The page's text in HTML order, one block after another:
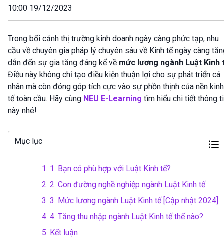
10:00 19/12/2023
Trong bối cảnh thị trường kinh doanh ngày càng phức tạp, nhu
cầu về chuyên gia pháp lý chuyên sâu về Kinh tế ngày càng
dẫn đến sự gia tăng đáng kể về mức lương ngành Luật Kinh
Điều này không chỉ tạo điều kiện thuận lợi cho sự phát triển cá
nhân mà còn đóng góp tích cực vào sự phồn thịnh của nền kinh
tế toàn cầu. Hãy cùng NEU E-Learning tìm hiểu chi tiết thông
này nhé!
Mục lục
1. 1. Bạn có phù hợp với Luật Kinh tế?
2. 2. Con đường nghề nghiệp ngành Luật Kinh tế
3. 3. Mức lương ngành Luật Kinh tế [Cập nhật 2024]
4. 4. Tăng thu nhập ngành Luật Kinh tế thế nào?
5. Kết luận